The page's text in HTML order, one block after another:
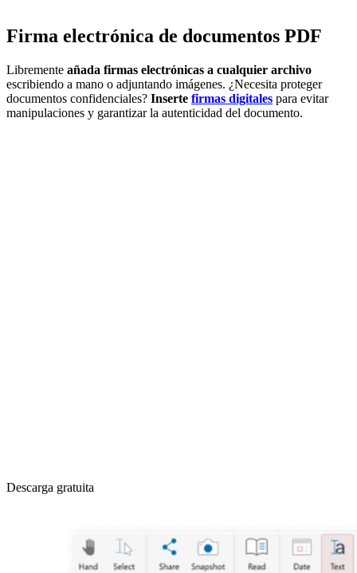
Firma electrónica de documentos PDF
Libremente añada firmas electrónicas a cualquier archivo
escribiendo a mano o adjuntando imágenes. ¿Necesita proteger
documentos confidenciales? Inserte firmas digitales para evitar
manipulaciones y garantizar la autenticidad del documento.
Descarga gratuita